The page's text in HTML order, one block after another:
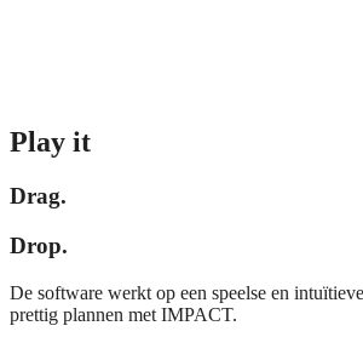
Play it
Drag.
Drop.
De software werkt op een speelse en
prettig plannen met IMPACT.